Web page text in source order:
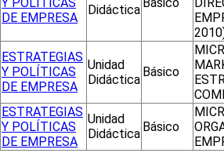
DE EMPRESA
Didáctica
ESTRATEGIAS
Y POLÍTICAS
DE EMPRESA
Unidad
Didáctica
Básico
ESTRATEGIAS
Y POLÍTICAS
DE EMPRESA
Unidad
Didáctica Básico